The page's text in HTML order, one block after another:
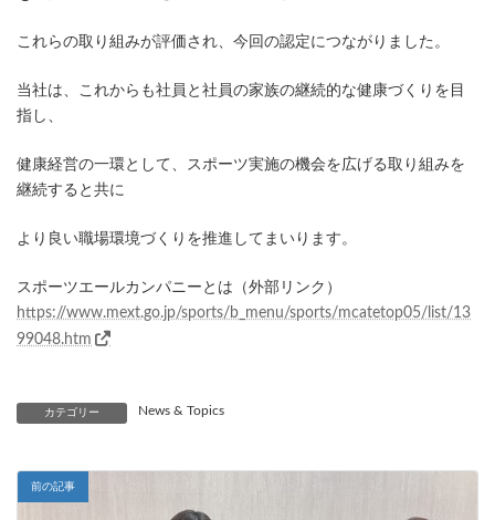
これらの取り組みが評価され、今回の認定につながりました。
当社は、これからも社員と社員の家族の継続的な健康づくりを目
指し、
健康経営の一環として、スポーツ実施の機会を広げる取り組みを
継続すると共に
より良い職場環境づくりを推進してまいります。
スポーツエールカンパニーとは（外部リンク）
https://www.mext.go.jp/sports/b_menu/sports/mcatetop05/list/13
99048.htm
カテゴリー News & Topics
前の記事